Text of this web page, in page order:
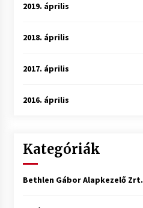
2019. április
2018. április
2017. április
2016. április
Kategóriák
Bethlen Gábor Alapkezelő Zrt.